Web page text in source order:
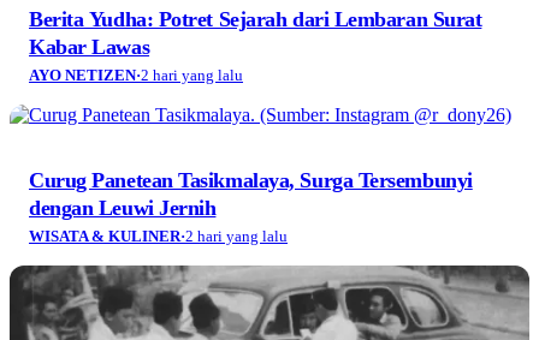
Berita Yudha: Potret Sejarah dari Lembaran Surat
Kabar Lawas
AYO NETIZEN·2 hari yang lalu
Curug Panetean Tasikmalaya, Surga Tersembunyi
dengan Leuwi Jernih
WISATA & KULINER·2 hari yang lalu